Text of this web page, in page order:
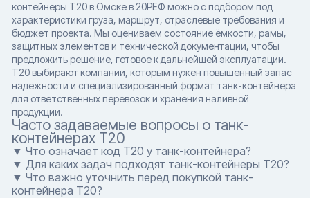
контейнеры T20 в Омске в 20РЕФ можно с подбором под
характеристики груза, маршрут, отраслевые требования и
бюджет проекта. Мы оцениваем состояние ёмкости, рамы,
защитных элементов и технической документации, чтобы
предложить решение, готовое к дальнейшей эксплуатации.
T20 выбирают компании, которым нужен повышенный запас
надёжности и специализированный формат танк-контейнера
для ответственных перевозок и хранения наливной
продукции.
Часто задаваемые вопросы о танк-
контейнерах T20
▼ Что означает код T20 у танк-контейнера?
▼ Для каких задач подходят танк-контейнеры T20?
▼ Что важно уточнить перед покупкой танк-
контейнера T20?